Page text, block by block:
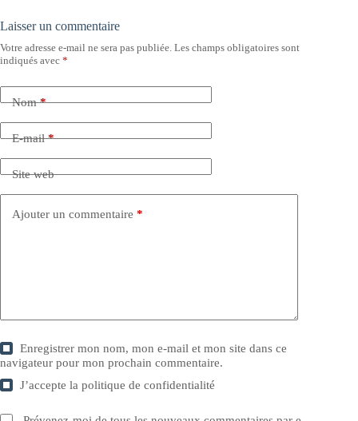
Laisser un commentaire
Votre adresse e-mail ne sera pas publiée. Les champs obligatoires sont
indiqués avec *
Nom*
E-mail*
Site web
Ajouter un commentaire *
Enregistrer mon nom, mon e-mail et mon site dans ce
navigateur pour mon prochain commentaire.
J’accepte lapolitique de confidentialité